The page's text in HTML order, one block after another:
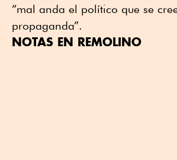
“mal anda el político que se
propaganda”.
NOTAS EN REMOLINO